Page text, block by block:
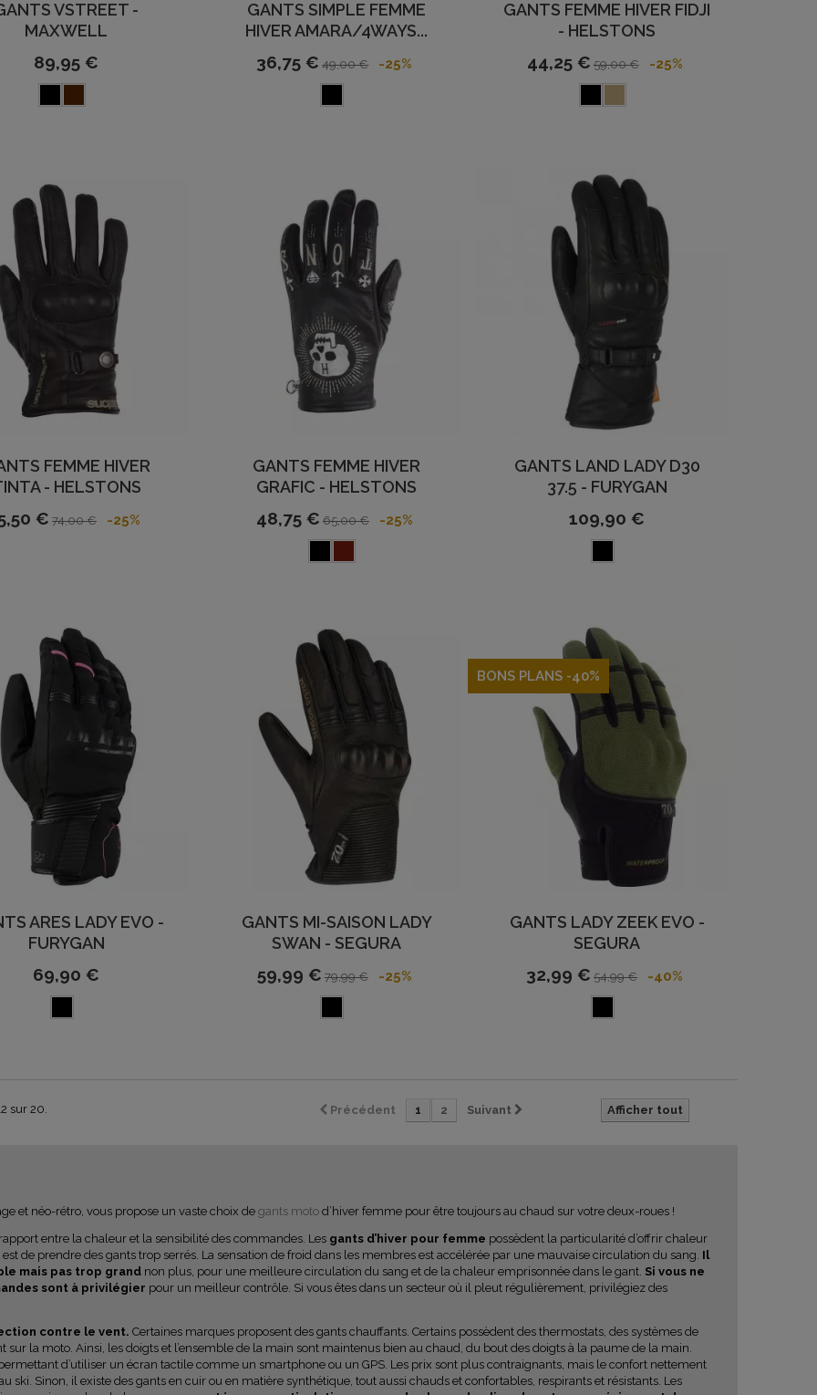
VSTREET -
MAXWELL
89,95 €
GANTS SIMPLE FEMME
HIVER AMARA/4WAYS...
36,75 € 49,00 € -25%
GANTS FEMME HIVER FIDJI
- HELSTONS
44,25 € 59,00 € -25%
FEMME HIVER
- HELSTONS
€ 74,00 € -25%
GANTS FEMME HIVER
GRAFIC - HELSTONS
48,75 € 65,00 € -25%
GANTS LAND LADY D30
37.5 - FURYGAN
109,90 €
ARES LADY EVO -
FURYGAN
69,90 €
GANTS MI-SAISON LADY
SWAN - SEGURA
59,99 € 79,99 € -25%
BONS PLANS -40%
GANTS LADY ZEEK EVO -
SEGURA
32,99 € 54,99 € -40%
Afficher tout
Précédent 1 2 Suivant
sur 20.
et néo-rétro, vous propose un vaste choix de gants moto d’hiver femme pour être toujours au chaud sur votre deux-roues !
entre la chaleur et la sensibilité des commandes. Les gants d’hiver pour femme possèdent la particularité d’offrir chaleur
de prendre des gants trop serrés. La sensation de froid dans les membres est accélérée par une mauvaise circulation du sang. Il
mais pas trop grand non plus, pour une meilleure circulation du sang et de la chaleur emprisonnée dans le gant. Si vous ne
sont à privilégier pour un meilleur contrôle. Si vous êtes dans un secteur où il pleut régulièrement, privilégiez des
contre le vent. Certaines marques proposent des gants chauffants. Certains possèdent des thermostats, des systèmes de
la moto. Ainsi, les doigts et l’ensemble de la main sont maintenus bien au chaud, du bout des doigts à la paume de la main.
d’utiliser un écran tactile comme un smartphone ou un GPS. Les prix sont plus contraignants, mais le confort nettement
ski. Sinon, il existe des gants en cuir ou en matière synthétique, tout aussi chauds et confortables, respirants et résistants. Les